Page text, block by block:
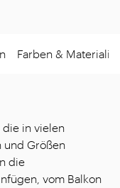
Farben &
die in vielen
und Größen
die
vom Balkon